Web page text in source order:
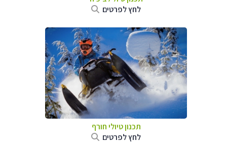
לחץ לפרטים
תכנון טיולי חורף
לחץ לפרטים